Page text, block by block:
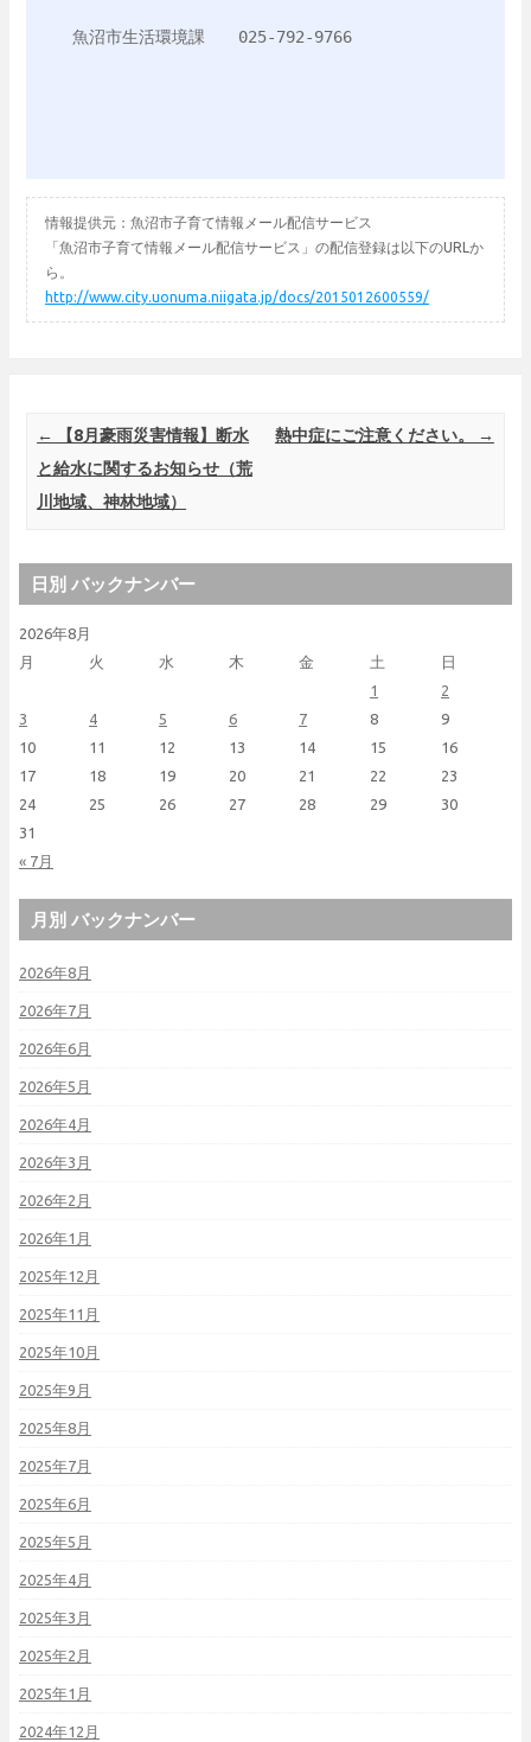
情報提供元：魚沼市子育て情報メール配信サービス
「魚沼市子育て情報メール配信サービス」の配信登録は以下のURLか
ら。
http://www.city.uonuma.niigata.jp/docs/2015012600559/
Post navigation
←
【8月豪雨災害情報】断水
と給水に関するお知らせ（荒
川地域、神林地域）
熱中症にご注意ください。 →
日別 バックナンバー
2026年8月
月
火 水 木 金 土 日
« 7月
1
2
3
4 5 6 7 8
9
10
11 12 13 14 15
16
17
18 19 20 21 22
23
24
25 26 27 28 29
30
31
月別 バックナンバー
2026年8月
2026年7月
2026年6月
2026年5月
2026年4月
2026年3月
2026年2月
2026年1月
2025年12月
2025年11月
2025年10月
2025年9月
2025年8月
2025年7月
2025年6月
2025年5月
2025年4月
2025年3月
2025年2月
2025年1月
2024年12月